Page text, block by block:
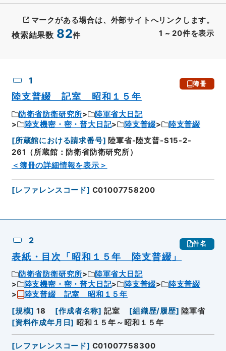
検索結果数 82件 1 ~ 20件を表示
マークがある場合は、外部サイトへリンクします。
1 簿冊
陸支普綴 記室 昭和１５年
防衛省防衛研究所
陸軍省大日記
陸支機密・密・普大日記
陸支普綴
陸支普綴
[所蔵館における請求番号] 陸軍省-陸支普-S15-2-
261（所蔵館：防衛省防衛研究所）
＜簿冊の詳細情報を表示＞
[レファレンスコード] C01007758200
2 件名
表紙・目次「昭和１５年 陸支普綴」
防衛省防衛研究所
陸軍省大日記
陸支機密・密・普大日記
陸支普綴
陸支普綴
陸支普綴 記室 昭和１５年
[規模] 18 [作成者名称] 記室 [組織歴/履歴] 陸軍省
[資料作成年月日] 昭和１５年～昭和１５年
[レファレンスコード] C01007758300